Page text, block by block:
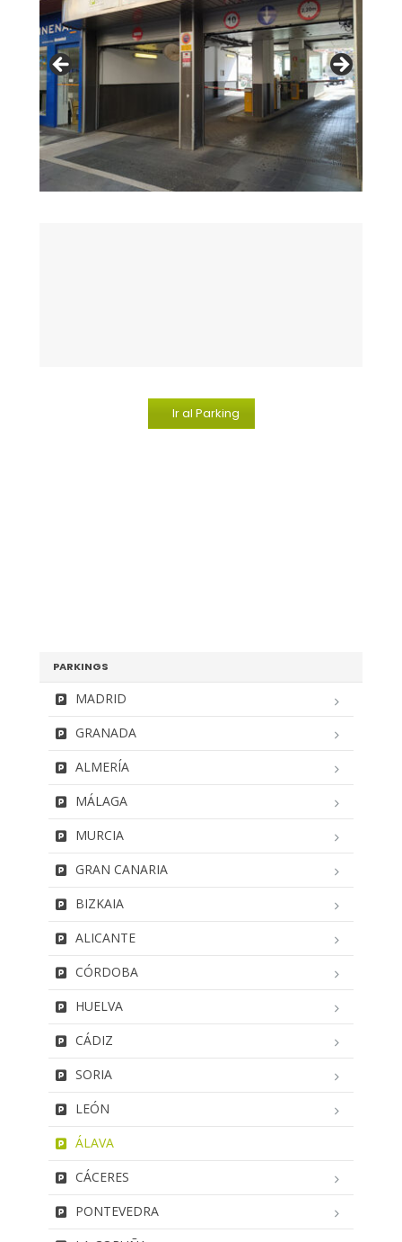
Ir al Parking
PARKINGS
MADRID
GRANADA
ALMERÍA
MÁLAGA
MURCIA
GRAN CANARIA
BIZKAIA
ALICANTE
CÓRDOBA
HUELVA
CÁDIZ
SORIA
LEÓN
ÁLAVA
CÁCERES
PONTEVEDRA